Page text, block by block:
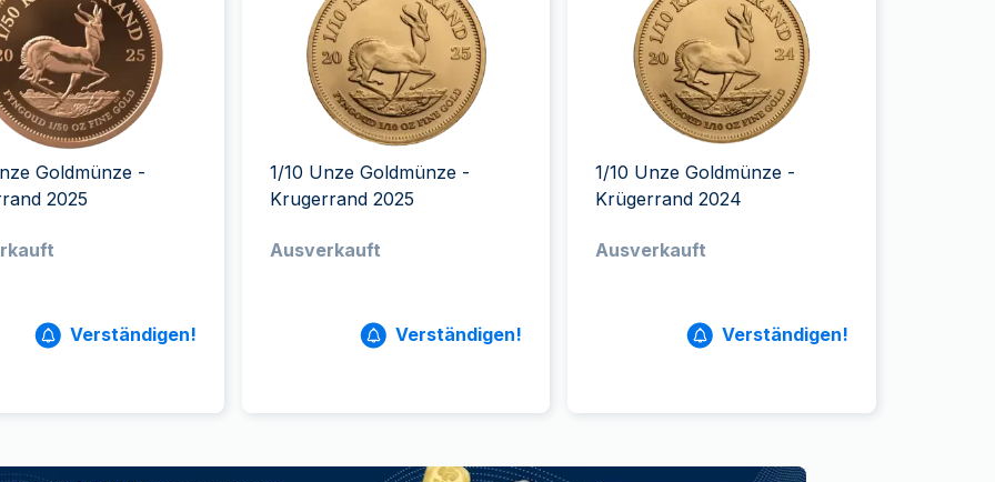
anzeigen 100 Gramm
250 Gramm
1 Kilogramm
Maple Leaf
Napoleon
Panda
Philharmoniker
Sovereign
Vreneli
anzeigen15 Kilogramm
Känguru
Panda
Kookaburra
Italienischen Staatlichen Münze
Goldmünze -
2025
Verständigen!
1/10 Unze Goldmünze -
Krugerrand 2025
Ausverkauft
Verständigen!
1/10 Unze Goldmünze -
Krügerrand 2024
Ausverkauft
Verständigen!